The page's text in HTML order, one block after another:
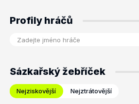
Profily hráčů
Sázkařský žebříček
Nejziskovější Nejztrátovější